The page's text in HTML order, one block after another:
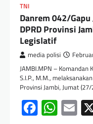
TNI
Danrem 042/
DPRD Provinsi
Legislatif
media polisi
JAMBI.MPN – Komandan
S.I.P., M.M.,
Provinsi Jambi, Jumat